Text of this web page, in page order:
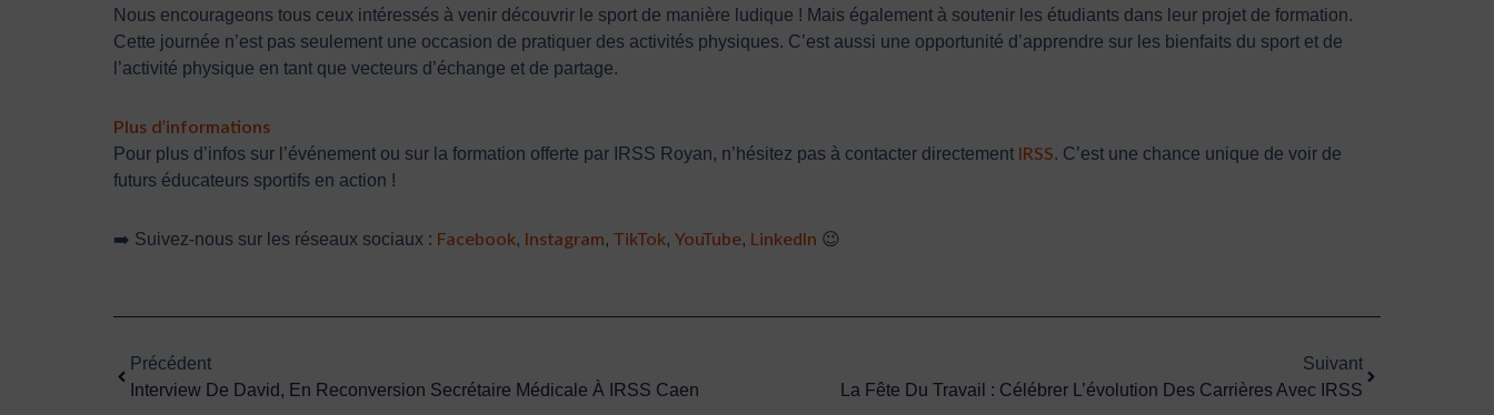
Nous encourageons tous ceux intéressés à venir découvrir le sport de manière ludique ! Mais également à soutenir les étudiants dans leur projet de formation.
Cette journée n’est pas seulement une occasion de pratiquer des activités physiques. C’est aussi une opportunité d’apprendre sur les bienfaits du sport et de
l’activité physique en tant que vecteurs d’échange et de partage.
Plus d’informations
Pour plus d’infos sur l’événement ou sur la formation offerte par IRSS Royan, n’hésitez pas à contacter directement IRSS. C’est une chance unique de voir de
futurs éducateurs sportifs en action !
➡️ Suivez-nous sur les réseaux sociaux : Facebook, Instagram, TikTok, YouTube, LinkedIn 😉
Précédent
Interview De David, En Reconversion Secrétaire Médicale À IRSS Caen
Suivant
La Fête Du Travail : Célébrer L’évolution Des Carrières Avec IRSS